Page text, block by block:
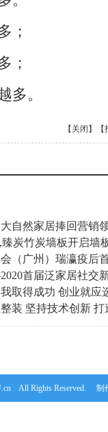
；
；
。
【关闭】
自然家居捧回营销
臻炭竹炭墙板开启墙
（广州）瑞瀛疫后
首届泛家居社交
取得成功 创业就应
装 坚持技术创新
All Rights Reserved.